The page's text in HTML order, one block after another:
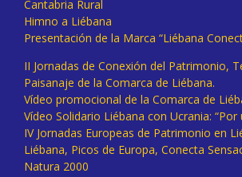
Cantabria Rural
Himno a Liébana
Presentación de la Marca “Liébana
II Jornadas de Conexión del Patrimonio,
Paisanaje de la Comarca de Liébana.
Vídeo promocional de la Comarca de
Vídeo Solidario Liébana con Ucrania:
IV Jornadas Europeas de Patrimonio en
Liébana, Picos de Europa, Conecta
Natura 2000